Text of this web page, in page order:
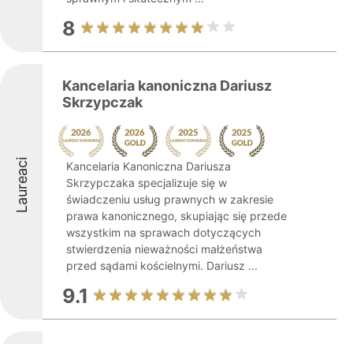
8
Laureaci
Kancelaria kanoniczna Dariusz
Skrzypczak
Kancelaria Kanoniczna Dariusza
Skrzypczaka specjalizuje się w
świadczeniu usług prawnych w zakresie
prawa kanonicznego, skupiając się przede
wszystkim na sprawach dotyczących
stwierdzenia nieważności małżeństwa
przed sądami kościelnymi. Dariusz ...
9.1